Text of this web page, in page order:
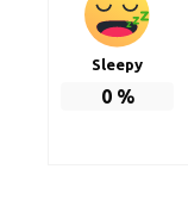
Sleepy
0%